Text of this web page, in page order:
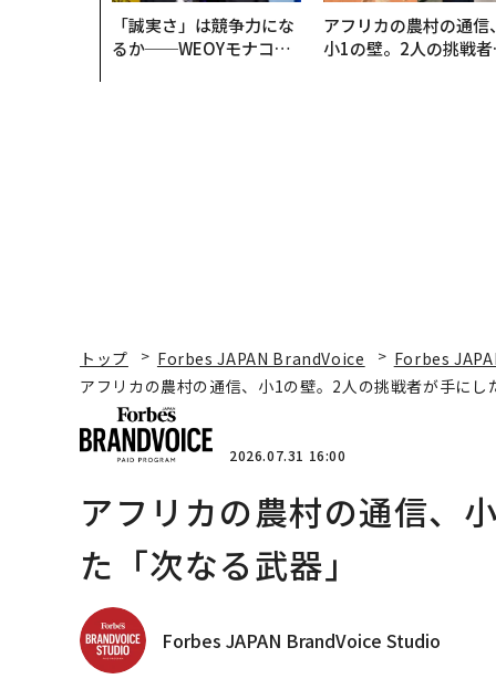
「誠実さ」は競争力にな
るか──WEOYモナコで
アフリカの農村の通信
小1の壁。2人の挑戦
トップ Forbes JAPAN BrandVoice
Forbes
アフリカの農村の通信、小1の壁。2人の挑戦者が手にし
2026.07.31 16:00
アフリカの農村の通信、
た「次なる武器」
Forbes JAPAN BrandVoice Studio